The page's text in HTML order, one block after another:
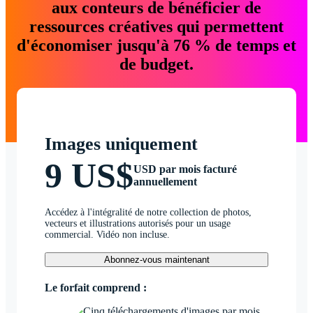
aux conteurs de bénéficier de
ressources créatives qui permettent
d'économiser jusqu'à 76 % de temps et
de budget.
Images uniquement
9 US$USD par mois facturé
annuellement
Accédez à l'intégralité de notre collection de photos,
vecteurs et illustrations autorisés pour un usage
commercial. Vidéo non incluse.
Abonnez-vous maintenant
Le forfait comprend :